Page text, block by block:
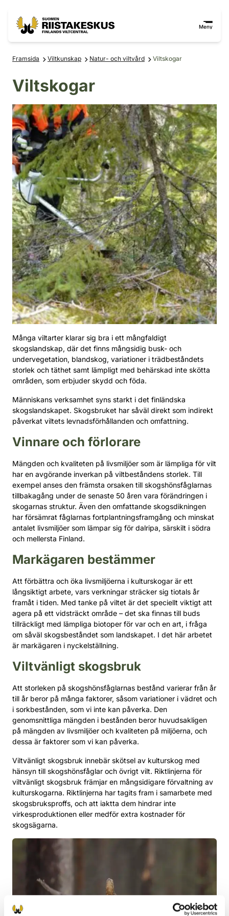
Meny
Framsida Viltkunskap Natur- och viltvård Viltskogar
Viltskogar
Många viltarter klarar sig bra i ett mångfaldigt
skogslandskap, där det finns mångsidig busk- och
undervegetation, blandskog, variationer i trädbeståndets
storlek och täthet samt lämpligt med behärskad inte skötta
områden, som erbjuder skydd och föda.
Människans verksamhet syns starkt i det finländska
skogslandskapet. Skogsbruket har såväl direkt som indirekt
påverkat viltets levnadsförhållanden och omfattning.
Vinnare och förlorare
Mängden och kvaliteten på livsmiljöer som är lämpliga för vilt
har en avgörande inverkan på viltbeståndens storlek. Till
exempel anses den främsta orsaken till skogshönsfåglarnas
tillbakagång under de senaste 50 åren vara förändringen i
skogarnas struktur. Även den omfattande skogsdikningen
har försämrat fåglarnas fortplantningsframgång och minskat
antalet livsmiljöer som lämpar sig för dalripa, särskilt i södra
och mellersta Finland.
Markägaren bestämmer
Att förbättra och öka livsmiljöerna i kulturskogar är ett
långsiktigt arbete, vars verkningar sträcker sig tiotals år
framåt i tiden. Med tanke på viltet är det speciellt viktigt att
agera på ett vidsträckt område – det ska finnas till buds
tillräckligt med lämpliga biotoper för var och en art, i fråga
om såväl skogsbeståndet som landskapet. I det här arbetet
är markägaren i nyckelställning.
Viltvänligt skogsbruk
Att storleken på skogshönsfåglarnas bestånd varierar från år
till år beror på många faktorer, såsom variationer i vädret och
i sorkbestånden, som vi inte kan påverka. Den
genomsnittliga mängden i bestånden beror huvudsakligen
på mängden av livsmiljöer och kvaliteten på miljöerna, och
dessa är faktorer som vi kan påverka.
Viltvänligt skogsbruk innebär skötsel av kulturskog med
hänsyn till skogshönsfåglar och övrigt vilt. Riktlinjerna för
viltvänligt skogsbruk främjar en mångsidigare förvaltning av
kulturskogarna. Riktlinjerna har tagits fram i samarbete med
skogsbruksproffs, och att iaktta dem hindrar inte
virkesproduktionen eller medför extra kostnader för
skogsägarna.